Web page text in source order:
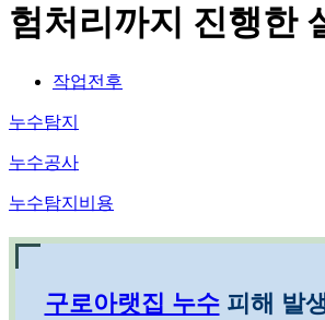
험처리까지 진행한
작업전후
누수탐지
누수공사
누수탐지비용
구로아랫집 누수피해 발